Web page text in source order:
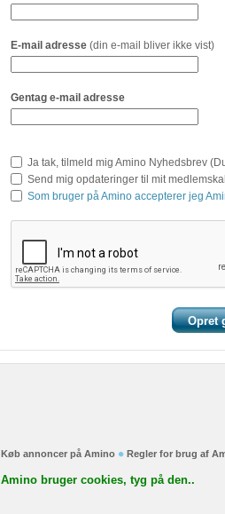
E-mail adresse (din e-mail bliver ikke vist)
Gentag e-mail adresse
Ja tak, tilmeld mig Amino Nyhedsbrev
Send mig opdateringer til mit
Som bruger på Amino accepterer jeg
Køb annoncer på Amino Regler for brug af
Amino bruger cookies, tyg på den..